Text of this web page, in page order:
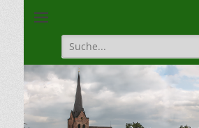
Suche
für: